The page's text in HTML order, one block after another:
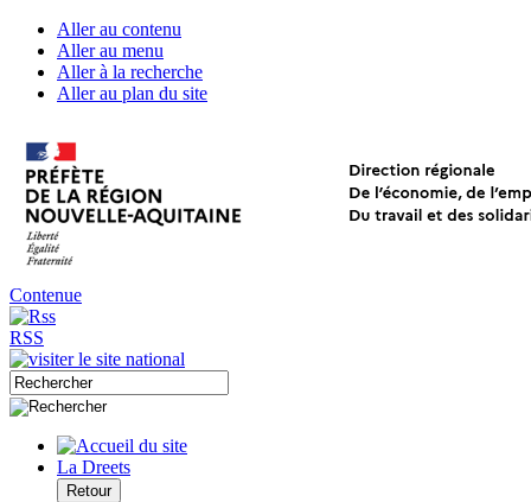
Aller au contenu
Aller au menu
Aller à la recherche
Aller au plan du site
Contenue
RSS
La Dreets
Retour